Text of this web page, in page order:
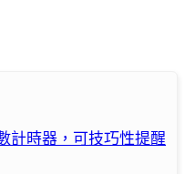
計時器，可技巧性提醒